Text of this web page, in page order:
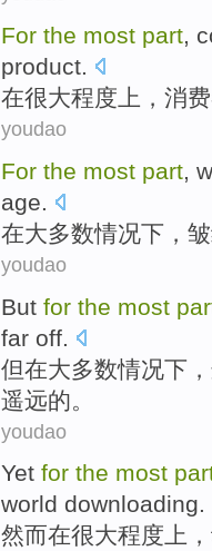
For the most part,
product.
在很大程度上 ， 消
youdao
For the most part,
age.
在大多数情况下，
youdao
But for the most
far off
但在大多数情况下 ，
遥远的。
youdao
Yet for the most
world downloading.
然而在很大程度 上，